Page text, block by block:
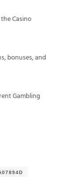
Casino
bonuses, and
Gambling